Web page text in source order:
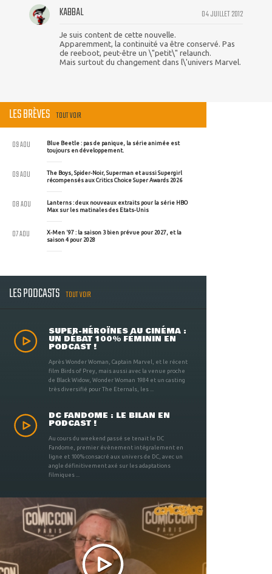
04 JUILLET 2012
KABBAL
Je suis content de cette nouvelle.
Apparemment, la continuité va être conservé. Pas
de reeboot, peut-être un \"petit\" relaunch.
Mais surtout du changement dans l\'univers Marvel.
LES BRÈVES TOUT VOIR
Blue Beetle : pas de panique, la série animée est
toujours en développement.
09 AOU
The Boys, Spider-Noir, Superman et aussi Supergirl
récompensés aux Critics Choice Super Awards 2026
09 AOU
Lanterns : deux nouveaux extraits pour la série HBO
Max sur les matinales des Etats-Unis
08 AOU
X-Men '97 : la saison 3 bien prévue pour 2027, et la
saison 4 pour 2028
07 AOU
LES PODCASTS TOUT VOIR
SUPER-HÉROÏNES AU CINÉMA :
UN DÉBAT 100% FÉMININ EN
PODCAST !
Après Wonder Woman, Captain Marvel, et le récent
film Birds of Prey, mais aussi avec la venue proche
de Black Widow, Wonder Woman 1984 et un casting
très diversifié pour The Eternals, les ...
DC FANDOME : LE BILAN EN
PODCAST !
Au cours du weekend passé se tenait le DC
Fandome, premier évènement intégralement en
ligne et 100% consacré aux univers de DC, avec un
angle définitivement axé sur les adaptations
filmiques ...